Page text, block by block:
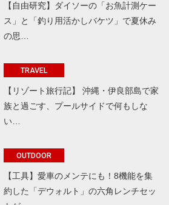
【自由研究】ダイソーの「お魚計測ケー
ス」と「釣り用活かしバケツ」で夏休み
の思…
TRAVEL
【リゾート旅行記】 沖縄・伊良部島で家
族と過ごす、プールサイドで何もしな
い…
OUTDOOR
【工具】愛車のメンテにも！8機能を集
約した「デウォルト」の六角レンチセッ